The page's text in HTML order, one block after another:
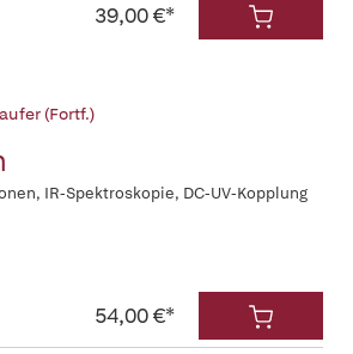
39,00 €*
(Fortf.)
IR-Spektroskopie, DC-UV-Kopplung
54,00 €*